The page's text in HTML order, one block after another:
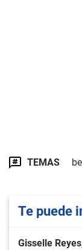
TEMAS
Te puede
Gisselle